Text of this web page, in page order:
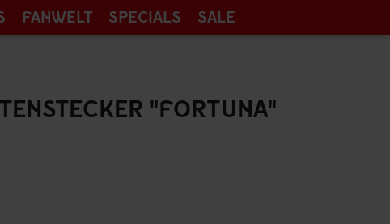
FANWELT SPECIALS SALE
"FORTUNA"